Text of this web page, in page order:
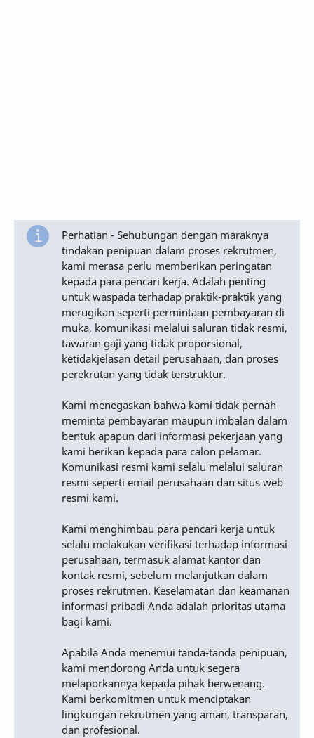
Perhatian - Sehubungan dengan maraknya
tindakan penipuan dalam proses rekrutmen,
kami merasa perlu memberikan peringatan
kepada para pencari kerja. Adalah penting
untuk waspada terhadap praktik-praktik yang
merugikan seperti permintaan pembayaran di
muka, komunikasi melalui saluran tidak resmi,
tawaran gaji yang tidak proporsional,
ketidakjelasan detail perusahaan, dan proses
perekrutan yang tidak terstruktur.
Kami menegaskan bahwa kami tidak pernah
meminta pembayaran maupun imbalan dalam
bentuk apapun dari informasi pekerjaan yang
kami berikan kepada para calon pelamar.
Komunikasi resmi kami selalu melalui saluran
resmi seperti email perusahaan dan situs web
resmi kami.
Kami menghimbau para pencari kerja untuk
selalu melakukan verifikasi terhadap informasi
perusahaan, termasuk alamat kantor dan
kontak resmi, sebelum melanjutkan dalam
proses rekrutmen. Keselamatan dan keamanan
informasi pribadi Anda adalah prioritas utama
bagi kami.
Apabila Anda menemui tanda-tanda penipuan,
kami mendorong Anda untuk segera
melaporkannya kepada pihak berwenang.
Kami berkomitmen untuk menciptakan
lingkungan rekrutmen yang aman, transparan,
dan profesional.